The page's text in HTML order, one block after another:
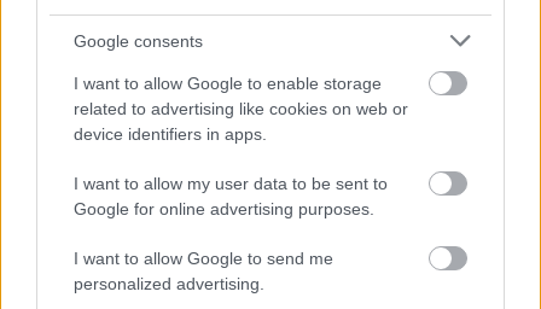
Google consents
I want to allow Google to enable storage
related to advertising like cookies on web or
device identifiers in apps.
I want to allow my user data to be sent to
Google for online advertising purposes.
I want to allow Google to send me
personalized advertising.
Véres lesz a kamera - 16 év után itt
az első The Afghan Whigs-klip
rerecorder 2014. február 18.
Greg Dulli a nyolcvanas évek végén tűnt fel The
Afghan Whigs nevű soulos rockzenekarával, ám az
együttes 2001-ben megszűnt, hogy 2012-től újra
koncertezzen, most pedig 16 év szünet után új
nagylemezt adjon ki. Az április közepén - korai